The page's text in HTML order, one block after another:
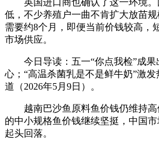
低，不少养殖户一曲不肯扩大放苗
需要约8个月，即便当前价钱较高，
市场供应。
今日导读：五一“你点我检”成果
心；“高温杀菌乳是不是鲜牛奶”激
道（2026年5月9日）。
越南巴沙鱼原料鱼价钱仍维持高
的中小规格鱼价钱继续坚挺，中国
起头回落。